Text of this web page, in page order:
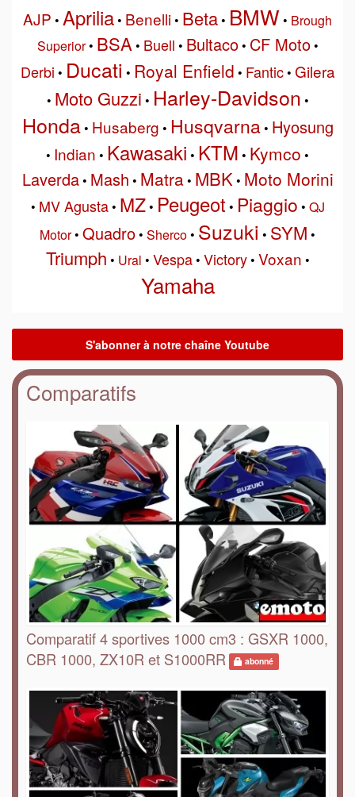
AJP • Aprilia• Benelli• Beta• BMW • Brough
Superior• BSA• Buell • Bultaco• CF Moto•
Derbi • Ducati • Royal Enfield • Fantic• Gilera
• Moto Guzzi • Harley-Davidson •
Honda• Husaberg • Husqvarna• Hyosung
• Indian • Kawasaki • KTM • Kymco •
Laverda• Mash • Matra• MBK• Moto Morini
• MV Agusta• MZ• Peugeot • Piaggio • QJ
Motor• Quadro• Sherco• Suzuki • SYM •
Triumph • Ural • Vespa• Victory• Voxan •
Yamaha
Comparatifs
Comparatif 4 sportives 1000 cm3 : GSXR 1000,
CBR 1000, ZX10R et S1000RR
abonné